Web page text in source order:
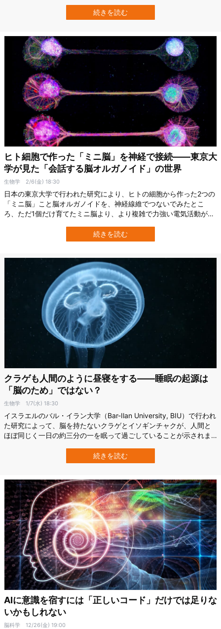
がほぼゼロのときや、逆に大きく伸びることもあるとわかりまし
た。 研究では運動トレーニング後のマウスの脳内を観察されてお
続きを読む
ヒト細胞で作った「ミニ脳」を神経で接続――東京大
学が見た「会話する脳オルガノイド」の世界
生物学 2/6(金) 18:30
日本の東京大学で行われた研究により、ヒトの細胞から作った2つの
「ミニ脳」こと脳オルガノイドを、神経線維でつないでみたとこ
ろ、ただ1個だけ育てたミニ脳より、より複雑で力強い電気活動があ
胞の塊ではなく、まるで片方がしゃべり出すともう片方も応じ、互
いに影響を与え合っているかの様子が示されています。 また研究で
続きを読む
クラゲも人間のように昼寝をする――睡眠の起源は
「脳のため」ではない？
生物学 1/7(水) 18:30
イスラエルのバル・イラン大学（Bar-Ilan University, BIU）で行われ
た研究によって、脳を持たないクラゲとイソギンチャクが、人間と
ほぼ同じく一日の約三分の一を眠って過ごしていることが示されま
がない動物も寝ることがわかったのです。 また研究ではこれら脳が
ない動物が寝る理由が「神経細胞のDNAを修復」するためであるこ
続きを読む
AIに意識を宿すには「正しいコード」だけでは足りな
いかもしれない
脳科学 12/26(金) 19:00